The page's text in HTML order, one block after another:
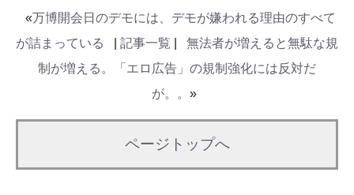
«万博開会日のデモには、デモが嫌われる理由のすべて
が詰まっている
記事一覧
無法者が増えると無駄な規
制が増える。「エロ広告」の規制強化には反対だ
が。。 »
ページトップへ